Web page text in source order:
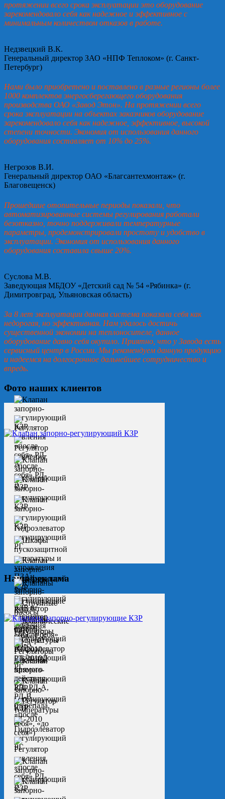
протяжении всего срока эксплуатации это оборудование
зарекомендовало себя как надежное и эффективное с
минимальным количеством отказов в работе.
Недзвецкий В.К.
Генеральный директор ЗАО «НПФ Теплоком» (г. Санкт-
Петербург)
Нами было приобретено и поставлено в разные регионы более
1000 комплектов энергосберегающего оборудования
производства ОАО «Завод Этон». На протяжении всего
срока эксплуатации на объектах заказчиков оборудование
зарекомендовало себя как надежное, эффективное, высокой
степени точности. Экономия от использования данного
оборудования составляет от 10% до 25%.
Негрозов В.И.
Генеральный директор ОАО «Благсантехмонтаж» (г.
Благовещенск)
Прошедшие отопительные периоды показали, что
автоматизированные системы регулирования работали
безотказно, точно поддерживали температурные
параметры, продемонстрировали простоту и удобство в
эксплуатации. Экономия от использования данного
оборудования составила свыше 20%.
Суслова М.В.
Заведующая МБДОУ «Детский сад № 54 «Рябинка» (г.
Димитровград, Ульяновская область)
За 8 лет эксплуатации данная система показала себя как
недорогая, но эффективная. Нам удалось достичь
существенной экономии на теплоносителе, данное
оборудование давно себя окупило. Приятно, что у Завода есть
сервисный центр в России. Мы рекомендуем данную продукцию
и надеемся на долгосрочное дальнейшее сотрудничество и
впредь.
Фото наших клиентов
Наша реклама